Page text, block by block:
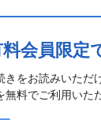
会員限定
をお読みいただ
料でご利用いた